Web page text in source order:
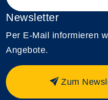
Newsletter
Per E-Mail informieren
Angebote.
Zum